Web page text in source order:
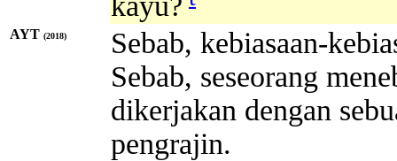
AYT (2018)
Sebab, kebiasaan-
Sebab, seseorang
dikerjakan dengan
pengrajin.